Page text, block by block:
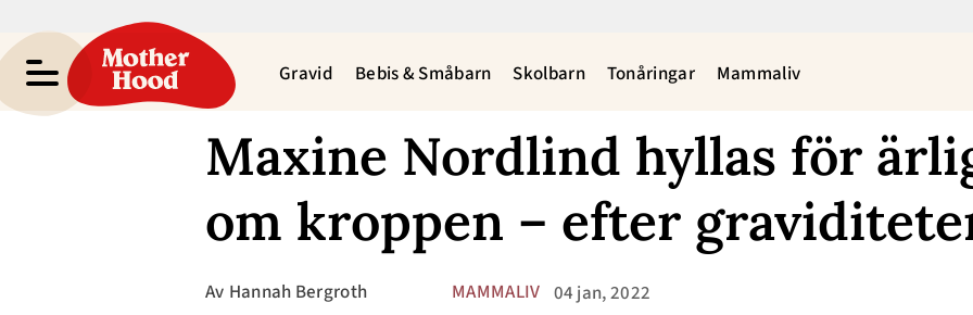
Gravid Bebis & Småbarn Skolbarn Tonåringar Mammaliv
Maxine Nordlind hyllas för
om kroppen – efter
MAMMALIV 04 jan, 2022
Av Hannah Bergroth